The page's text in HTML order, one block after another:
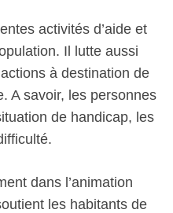
activités d’aide et
Il lutte aussi
à destination de
A savoir, les personnes
de handicap, les
dans l’animation
les habitants de